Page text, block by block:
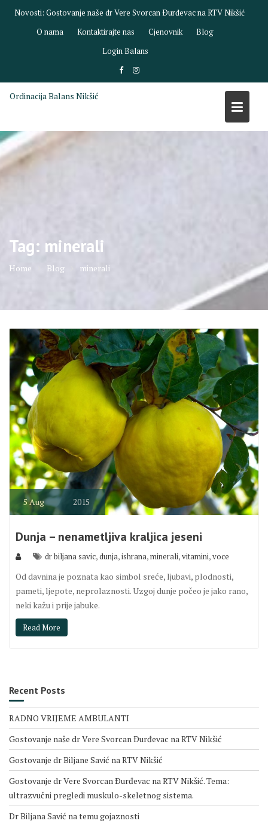
Novosti:Gostovanje dr Biljane Savić na RTV Nikšić
O nama
Kontaktirajte nas Cjenovnik
Blog
Login Balans
Ordinacija Balans Nikšić
Tag: minerali
Home Blog minerali
5Aug 2015
Dunja – nenametljiva kraljica jeseni
dr biljana savic,dunja,ishrana,minerali,vitamini,voce
Od davnina je poznata kao simbol sreće, ljubavi, plodnosti,
pameti, ljepote, neprolaznosti. Uzgoj dunje počeo je jako rano,
neki kažu i prije jabuke.
Read More
Recent Posts
RADNO VRIJEME AMBULANTI
Gostovanje naše dr Vere Svorcan Ðurđevac na RTV Nikšić
Gostovanje dr Biljane Savić na RTV Nikšić
Gostovanje dr Vere Svorcan Ðurđevac na RTV Nikšić. Tema:
ultrazvučni pregledi muskulo-skeletnog sistema.
Dr Biljana Savić na temu gojaznosti